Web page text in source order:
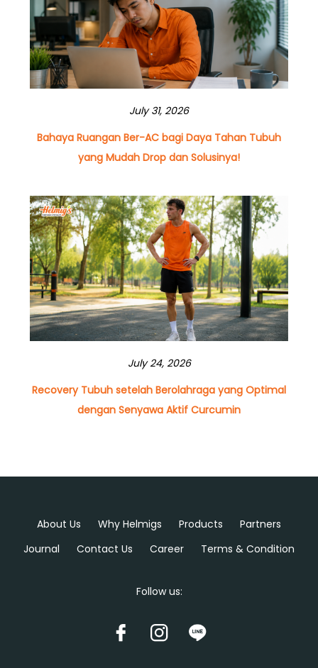
July 31, 2026
Bahaya Ruangan Ber-AC bagi Daya Tahan Tubuh
yang Mudah Drop dan Solusinya!
July 24, 2026
Recovery Tubuh setelah Berolahraga yang Optimal
dengan Senyawa Aktif Curcumin
About Us Why Helmigs Products
Partners
Journal
Contact Us Career Terms & Condition
Follow us: